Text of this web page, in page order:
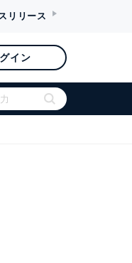
リリース
イン